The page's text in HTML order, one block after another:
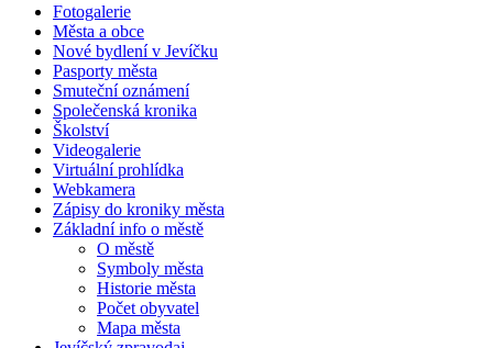
Fotogalerie
Města a obce
Nové bydlení v Jevíčku
Pasporty města
Smuteční oznámení
Společenská kronika
Školství
Videogalerie
Virtuální prohlídka
Webkamera
Zápisy do kroniky města
Základní info o městě
O městě
Symboly města
Historie města
Počet obyvatel
Mapa města